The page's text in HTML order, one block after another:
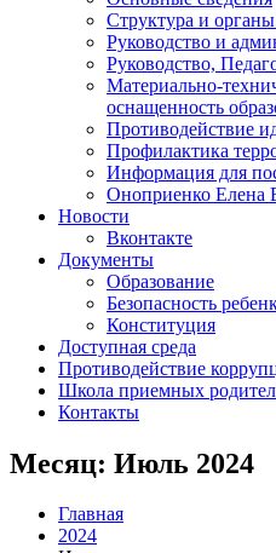
Структура и
Руководство и
Руководство,
Материально-
оснащенность
Противодействие
Профилактика
Информация для
Оноприенко Елена
Новости
Вконтакте
Документы
Образование
Безопасность
Конституция
Доступная среда
Противодействие
Школа приемных
Контакты
Месяц: Июль 2024
Главная
2024